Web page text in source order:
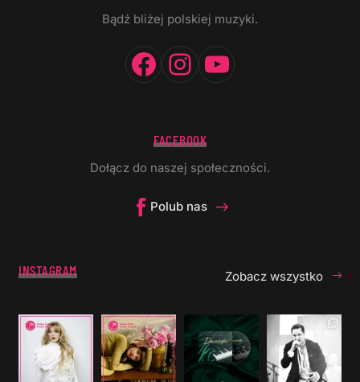
Bądź bliżej polskiej muzyki.
Facebook
Instagram
FACEBOOK
Dołącz do naszej społeczności.
Polub nas
INSTAGRAM Zobacz wszystko